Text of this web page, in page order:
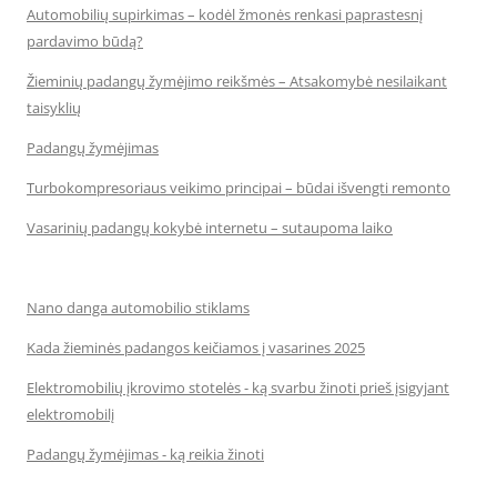
Automobilių supirkimas – kodėl žmonės renkasi paprastesnį
pardavimo būdą?
Žieminių padangų žymėjimo reikšmės – Atsakomybė nesilaikant
taisyklių
Padangų žymėjimas
Turbokompresoriaus veikimo principai – būdai išvengti remonto
Vasarinių padangų kokybė internetu – sutaupoma laiko
Nano danga automobilio stiklams
Kada žieminės padangos keičiamos į vasarines 2025
Elektromobilių įkrovimo stotelės - ką svarbu žinoti prieš įsigyjant
elektromobilį
Padangų žymėjimas - ką reikia žinoti